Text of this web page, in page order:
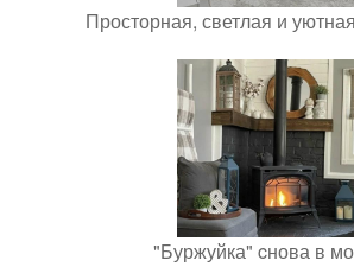
Просторная, светлая и
"Буржуйка" cнова в